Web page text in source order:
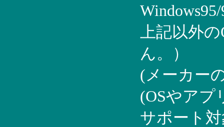
上記以外
ん。）
(メーカー
(OSやアプ
サポート